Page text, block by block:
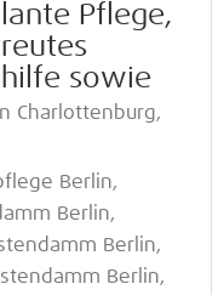
Pflege,
sowie
Charlottenburg,
Berlin,
Berlin,
Berlin,
Berlin,